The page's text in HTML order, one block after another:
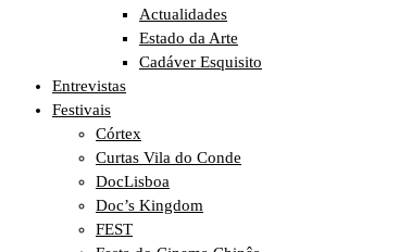
Actualidades
Estado da Arte
Cadáver Esquisito
Entrevistas
Festivais
Córtex
Curtas Vila do Conde
DocLisboa
Doc’s Kingdom
FEST